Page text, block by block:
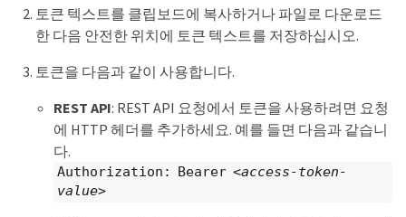
토큰 텍스트를 클립보드에 복사하거나 파일로 다운로드
한 다음 안전한 위치에 토큰 텍스트를 저장하십시오.
토큰을 다음과 같이 사용합니다.
REST API: REST API 요청에서 토큰을 사용하려면 요청
에 HTTP 헤더를 추가하세요. 예를 들면 다음과 같습니
다.
Authorization: Bearer <access-token-
value>